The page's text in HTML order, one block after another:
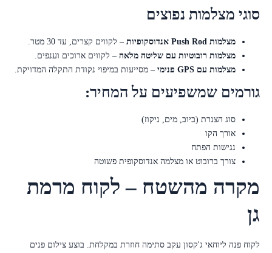
סוגי מצלמות נפוצים
מצלמות Push Rod אנדוסקופיות
– לקווים קצרים, עד 30 מטר.
מצלמות רובוטיות עם שליטה מלאה – לקווים ארוכים וענפים.
מצלמות עם GPS פנימי
– מסייעות במיפוי נקודת התקלה המדויקת.
גורמים שמשפיעים על המחיר:
סוג הצנרת (ביוב, מים, ניקוז)
אורך הקו
נגישות הפתח
צורך ברובוט או מצלמה אנדוסקופית פשוטה
מקרה מהשטח – לקוח מרמת
גן
לקוח פנה ליוחאי ג'קסון עקב סתימה חוזרת במקלחת. בוצע צילום פנים